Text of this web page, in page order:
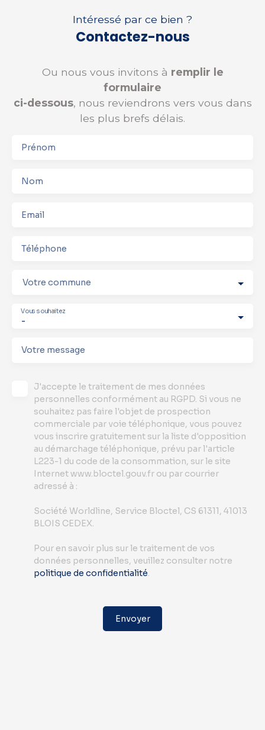
Intéressé par ce bien ?
Contactez-nous
Ou nous vous invitons à remplir le
formulaire
ci-dessous, nous reviendrons vers vous dans
les plus brefs délais.
Prénom
Nom
Email
Téléphone
Votre commune
-
Vous souhaitez
Votre message
J'accepte le traitement de mes données
personnelles conformément au RGPD. Si vous ne
souhaitez pas faire l'objet de prospection
commerciale par voie téléphonique, vous pouvez
vous inscrire gratuitement sur la liste d'opposition
au démarchage téléphonique, prévu par l'article
L223-1 du code de la consommation, sur le site
Internet www.bloctel.gouv.fr ou par courrier
adressé à :
Société Worldline, Service Bloctel, CS 61311, 41013
BLOIS CEDEX.
Pour en savoir plus sur le traitement de vos
données personnelles, veuillez consulter notre
politique de confidentialité.
Envoyer